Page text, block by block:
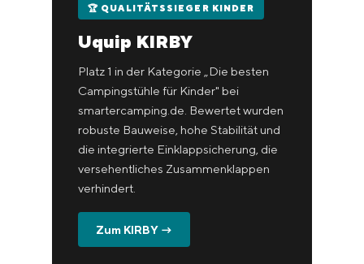
🏆 QUALITÄTSSIEGER KINDER
Uquip KIRBY
Platz 1 in der Kategorie „Die besten
Campingstühle für Kinder" bei
smartercamping.de. Bewertet wurden
robuste Bauweise, hohe Stabilität und
die integrierte Einklapp­sicherung, die
versehentliches Zusammenklappen
verhindert.
Zum KIRBY →